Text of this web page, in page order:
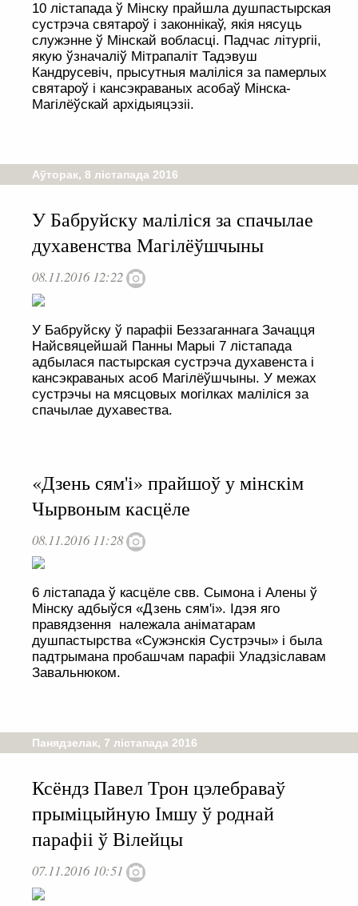
10 лістапада ў Мінску прайшла душпастырская
сустрэча святароў і законнікаў, якія нясуць
служэнне ў Мінскай вобласці. Падчас літургіі,
якую ўзначаліў Мітрапаліт Тадэвуш
Кандрусевіч, прысутныя маліліся за памерлых
святароў і кансэкраваных асобаў Мінска-
Магілёўскай архідыяцэзіі.
Аўторак, 8 лістапада 2016
У Бабруйску маліліся за спачылае
духавенства Магілёўшчыны
08.11.2016 12:22
У Бабруйску ў парафіі Беззаганнага Зачацця
Найсвяцейшай Панны Марыі 7 лістапада
адбылася пастырская сустрэча духавенста і
кансэкраваных асоб Магілёўшчыны. У межах
сустрэчы на мясцовых могілках маліліся за
спачылае духавества.
«Дзень сям'і» прайшоў у мінскім
Чырвоным касцёле
08.11.2016 11:28
6 лiстапада ў касцёле свв. Сымона і Алены ў
Мінску адбыўся «Дзень сям'і». Ідэя яго
правядзення належала аніматарам
душпастырства «Сужэнскiя Сустрэчы» і была
падтрымана пробашчам парафіі Уладзiславам
Завальнюком.
Панядзелак, 7 лістапада 2016
Ксёндз Павел Трон цэлебраваў
прыміцыйную Імшу ў роднай
парафіі ў Вілейцы
07.11.2016 10:51